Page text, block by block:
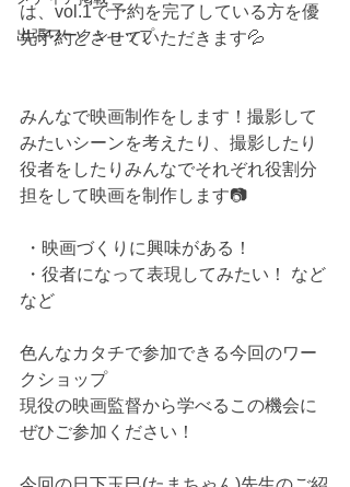
出張ワークショップ
は、vol.1で予約を完了している方を優
先予約とさせていただきます💦
みんなで映画制作をします！撮影して
みたいシーンを考えたり、撮影したり
役者をしたりみんなでそれぞれ役割分
担をして映画を制作します📷
・映画づくりに興味がある！
など
色んなカタチで参加できる今回のワー
クショップ
現役の映画監督から学べるこの機会に
ぜひご参加ください！